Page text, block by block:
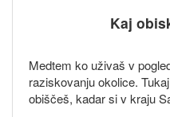
Kaj
Medtem ko uživaš v
raziskovanju okolice.
obiščeš, kadar si v kraju